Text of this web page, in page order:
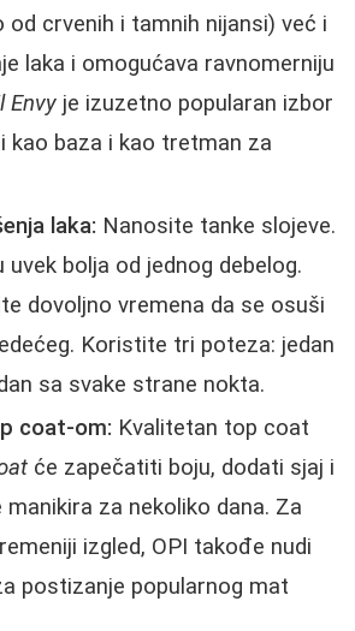
od crvenih i tamnih nijansi) već i
laka i omogućava ravnomerniju
Envy je izuzetno popularan izbor
kao baza i kao tretman za
laka: Nanosite tanke slojeve.
bolja od jednog debelog.
dovoljno vremena da se osuši
Koristite tri poteza: jedan
sa svake strane nokta.
coat-om: Kvalitetan top coat
će zapečatiti boju, dodati sjaj i
za nekoliko dana. Za
izgled, OPI takođe nudi
postizanje popularnog mat